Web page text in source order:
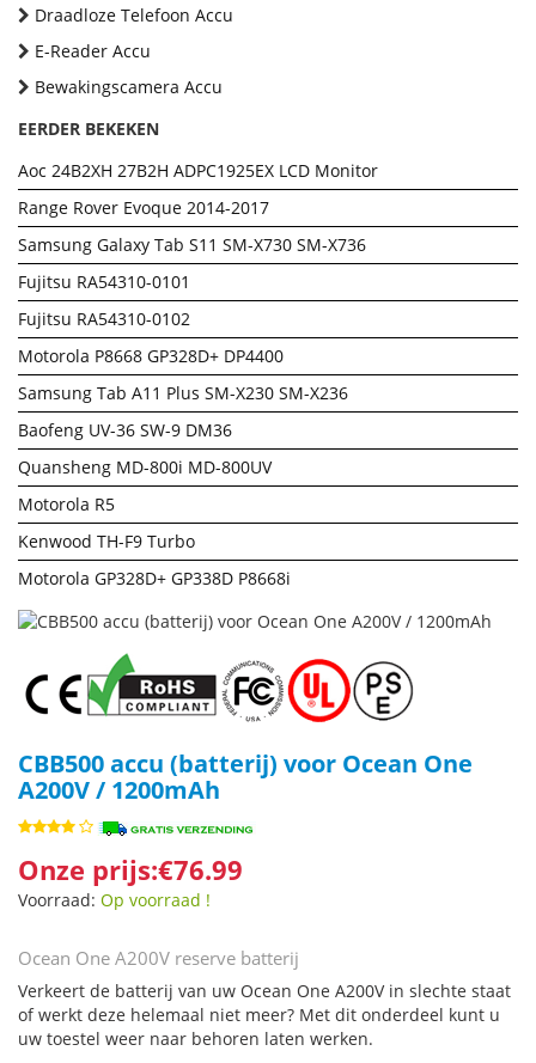
Draadloze Telefoon Accu
E-Reader Accu
Bewakingscamera Accu
EERDER BEKEKEN
Aoc 24B2XH 27B2H ADPC1925EX LCD Monitor
Range Rover Evoque 2014-2017
Samsung Galaxy Tab S11 SM-X730 SM-X736
Fujitsu RA54310-0101
Fujitsu RA54310-0102
Motorola P8668 GP328D+ DP4400
Samsung Tab A11 Plus SM-X230 SM-X236
Baofeng UV-36 SW-9 DM36
Quansheng MD-800i MD-800UV
Motorola R5
Kenwood TH-F9 Turbo
Motorola GP328D+ GP338D P8668i
CBB500 accu (batterij) voor Ocean One
A200V / 1200mAh
Onze prijs:€76.99
Voorraad: Op voorraad !
Ocean One A200V reserve batterij
Verkeert de batterij van uw Ocean One A200V in slechte staat
of werkt deze helemaal niet meer? Met dit onderdeel kunt u
uw toestel weer naar behoren laten werken.